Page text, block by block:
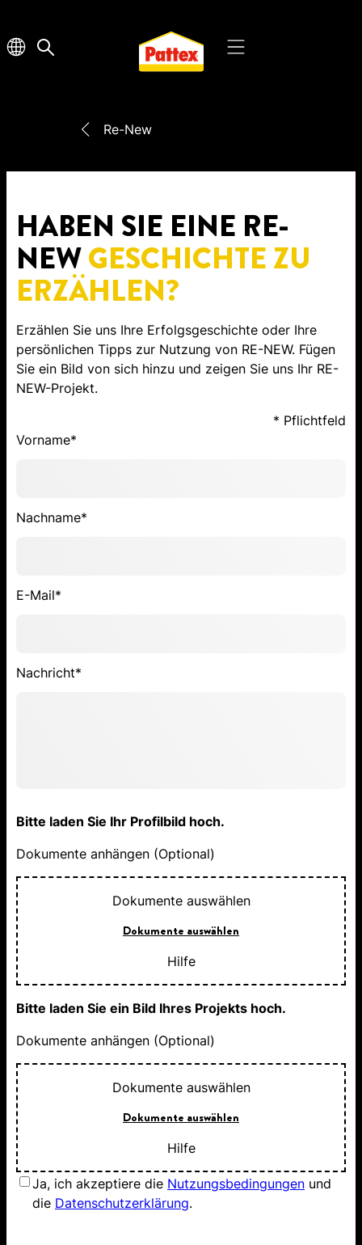
Re-New
HABEN SIE EINE RE-
NEWGESCHICHTE ZU
ERZÄHLEN?
Erzählen Sie uns Ihre Erfolgsgeschichte oder Ihre
persönlichen Tipps zur Nutzung von RE-NEW. Fügen
Sie ein Bild von sich hinzu und zeigen Sie uns Ihr RE-
NEW-Projekt.
* Pflichtfeld
Vorname*
Nachname*
E-Mail*
Nachricht*
Bitte laden Sie Ihr Profilbild hoch.
Dokumente anhängen (Optional)
Dokumente auswählen
Dokumente auswählen
Hilfe
Bitte laden Sie ein Bild Ihres Projekts hoch.
Dokumente anhängen (Optional)
Dokumente auswählen
Dokumente auswählen
Hilfe
Ja, ich akzeptiere die Nutzungsbedingungen und
die Datenschutzerklärung.